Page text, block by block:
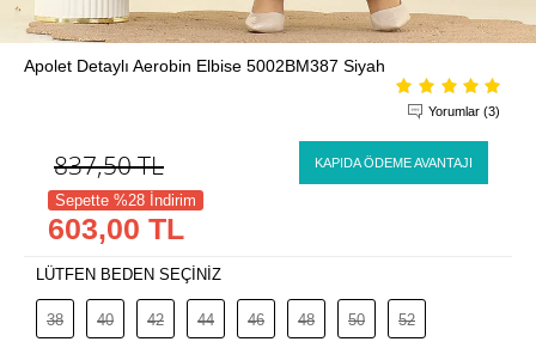
Apolet Detaylı Aerobin Elbise 5002BM387 Siyah
Yorumlar (3)
837,50TL KAPIDA ÖDEME AVANTAJI
Sepette %28 İndirim
603,00 TL
LÜTFEN BEDEN SEÇİNİZ
38 40 42 44 46 48 50 52